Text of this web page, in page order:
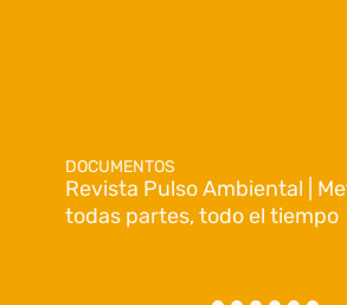
DOCUMENTOS
Revista Pulso Ambiental |
todas partes, todo el tiempo